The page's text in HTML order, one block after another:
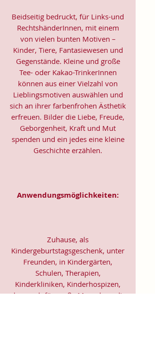
Beidseitig bedruckt, für Links-und
RechtshänderInnen, mit einem
von vielen bunten Motiven –
Kinder, Tiere, Fantasiewesen und
Gegenstände. Kleine und große
Tee- oder Kakao-TrinkerInnen
können aus einer Vielzahl von
Lieblingsmotiven auswählen und
sich an ihrer farbenfrohen Ästhetik
erfreuen. Bilder die Liebe, Freude,
Geborgenheit, Kraft und Mut
spenden und ein jedes eine kleine
Geschichte erzählen.
Anwendungsmöglichkeiten:
Zuhause, als
Kindergeburtstagsgeschenk, unter
Freunden, in Kindergärten,
Schulen, Therapien,
Kinderkliniken, Kinderhospizen,
aber auch für große Menschen, die